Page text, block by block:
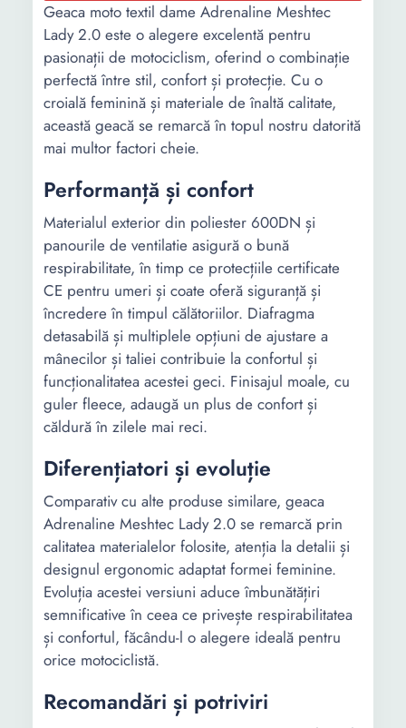
Geaca moto textil dame Adrenaline Meshtec
Lady 2.0 este o alegere excelentă pentru
pasionații de motociclism, oferind o combinație
perfectă între stil, confort și protecție. Cu o
croială feminină și materiale de înaltă calitate,
această geacă se remarcă în topul nostru datorită
mai multor factori cheie.
Performanță și confort
Materialul exterior din poliester 600DN și
panourile de ventilatie asigură o bună
respirabilitate, în timp ce protecțiile certificate
CE pentru umeri și coate oferă siguranță și
încredere în timpul călătoriilor. Diafragma
detasabilă și multiplele opțiuni de ajustare a
mânecilor și taliei contribuie la confortul și
funcționalitatea acestei geci. Finisajul moale, cu
guler fleece, adaugă un plus de confort și
căldură în zilele mai reci.
Diferențiatori și evoluție
Comparativ cu alte produse similare, geaca
Adrenaline Meshtec Lady 2.0 se remarcă prin
calitatea materialelor folosite, atenția la detalii și
designul ergonomic adaptat formei feminine.
Evoluția acestei versiuni aduce îmbunătățiri
semnificative în ceea ce privește respirabilitatea
și confortul, făcându-l o alegere ideală pentru
orice motociclistă.
Recomandări și potriviri